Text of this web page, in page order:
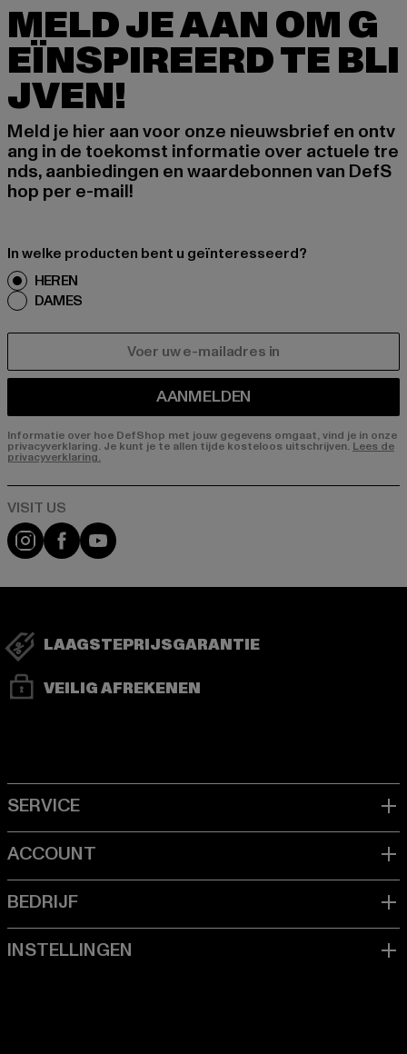
MELD JE AAN OM G
EÏNSPIREERD TE BLI
JVEN!
Meld je hier aan voor onze nieuwsbrief en ontv
ang in de toekomst informatie over actuele tre
nds, aanbiedingen en waardebonnen van DefS
hop per e-mail!
In welke producten bent u geïnteresseerd?
HEREN
DAMES
AANMELDEN
Informatie over hoe DefShop met jouw gegevens omgaat, vind je in onze
privacyverklaring. Je kunt je te allen tijde kosteloos uitschrijven. Lees de
privacyverklaring.
Visit our Instagram page:
Visit our Facebook page:
Visit our YouTube channel:
LAAGSTEPRIJSGARANTIE
VEILIG AFREKENEN